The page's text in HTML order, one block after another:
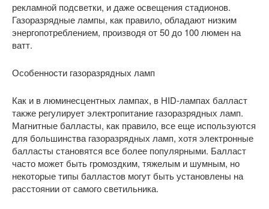
рекламной подсветки, и даже освещения стадионов.
Газоразрядные лампы, как правило, обладают низким
энергопотреблением, производя от 50 до 100 люмен на
ватт.
Особенности газоразрядных ламп
Как и в люминесцентных лампах, в HID-лампах балласт
также регулирует электропитание газоразрядных ламп.
Магнитные балласты, как правило, все еще используются
для большинства газоразрядных ламп, хотя электронные
балласты становятся все более популярными. Балласт
часто может быть громоздким, тяжелым и шумным, но
некоторые типы балластов могут быть установлены на
расстоянии от самого светильника.